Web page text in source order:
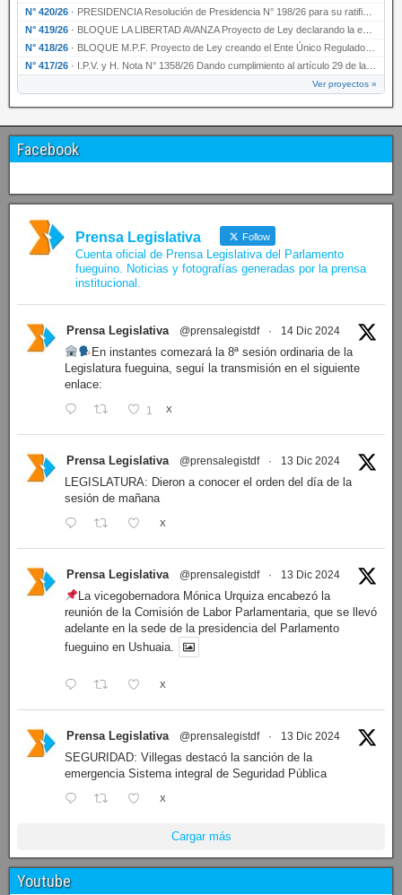
N° 420/26 · PRESIDENCIA Resolución de Presidencia N° 198/26 para su ratificación.
N° 419/26 · BLOQUE LA LIBERTAD AVANZA Proyecto de Ley declarando la esencialidad del servicio educativ…
N° 418/26 · BLOQUE M.P.F. Proyecto de Ley creando el Ente Único Regulador de servicios públicos de la …
N° 417/26 · I.P.V. y H. Nota N° 1358/26 Dando cumplimiento al artículo 29 de la Ley provincial N° 1399…
Ver proyectos »
Facebook
Prensa Legislativa Follow
Cuenta oficial de Prensa Legislativa del Parlamento
fueguino. Noticias y fotografías generadas por la prensa
institucional.
Prensa Legislativa @prensalegistdf · 14 Dic 2024
En instantes comezará la 8ª sesión ordinaria de la
Legislatura fueguina, seguí la transmisión en el siguiente
enlace:
1 X
Prensa Legislativa @prensalegistdf · 13 Dic 2024
LEGISLATURA: Dieron a conocer el orden del día de la
sesión de mañana
X
Prensa Legislativa @prensalegistdf · 13 Dic 2024
La vicegobernadora Mónica Urquiza encabezó la
reunión de la Comisión de Labor Parlamentaria, que se llevó
adelante en la sede de la presidencia del Parlamento
fueguino en Ushuaia.
X
Prensa Legislativa @prensalegistdf · 13 Dic 2024
SEGURIDAD: Villegas destacó la sanción de la
emergencia Sistema integral de Seguridad Pública
X
Cargar más
Youtube